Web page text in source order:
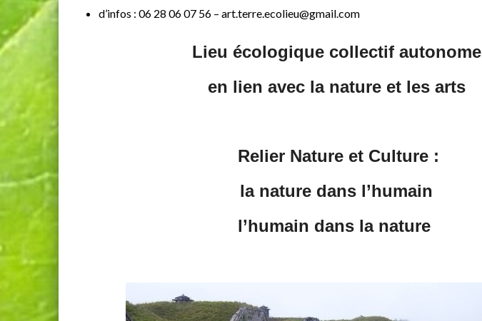
d’infos : 06 28 06 07 56 – art.terre.ecolieu@gmail.com
Lieu écologique collectif autonome
en lien avec la nature et les arts
Relier Nature et Culture :
la nature dans l’humain
l’humain dans la nature